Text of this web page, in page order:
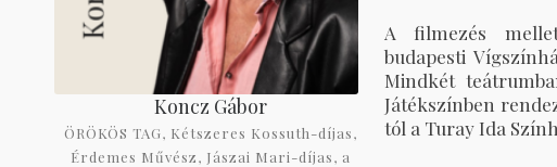
A filmezés
budapesti
Mindkét
Játékszínben
tól a Turay Ida
Koncz Gábor
ÖRÖKÖS TAG, Kétszeres Kossuth-díjas,
Érdemes Művész, Jászai Mari-díjas, a